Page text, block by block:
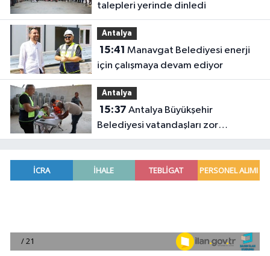
talepleri yerinde dinledi
Antalya
15:41
için çalışmaya devam ediyor
Antalya
15:37
Belediyesi vatandaşları zor
gününde yalnız bırakmadı